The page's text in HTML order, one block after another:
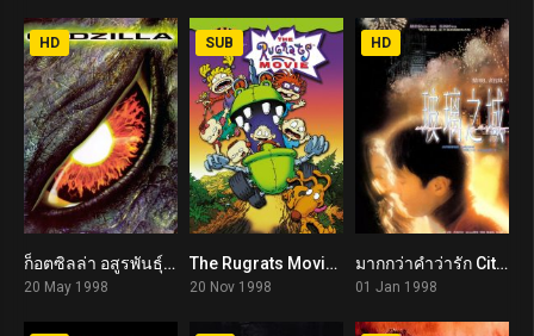
5.4
HD
ก็อตซิลล่า อสูรพันธุ์นิวเคลียร์ล้างโลก Godzilla (1998)
20 May 1998
5.9
SUB
The Rugrats Movie (1998)
20 Nov 1998
6.8
HD
มากกว่าคำว่ารัก City of Glass (1998)
01 Jan 1998